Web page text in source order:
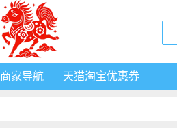
商家导航 天猫淘宝优惠券